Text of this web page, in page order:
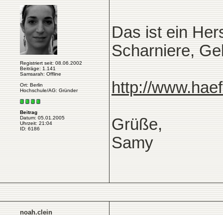
Registriert seit: 08.06.2002
Beiträge: 1.141
Samsarah: Offline
Ort: Berlin
Hochschule/AG: Gründer
Beitrag
Datum: 05.01.2005
Uhrzeit: 21:04
ID: 6186
Das ist ein
Scharniere,
http://
Grüße,
Samy
noah.clein